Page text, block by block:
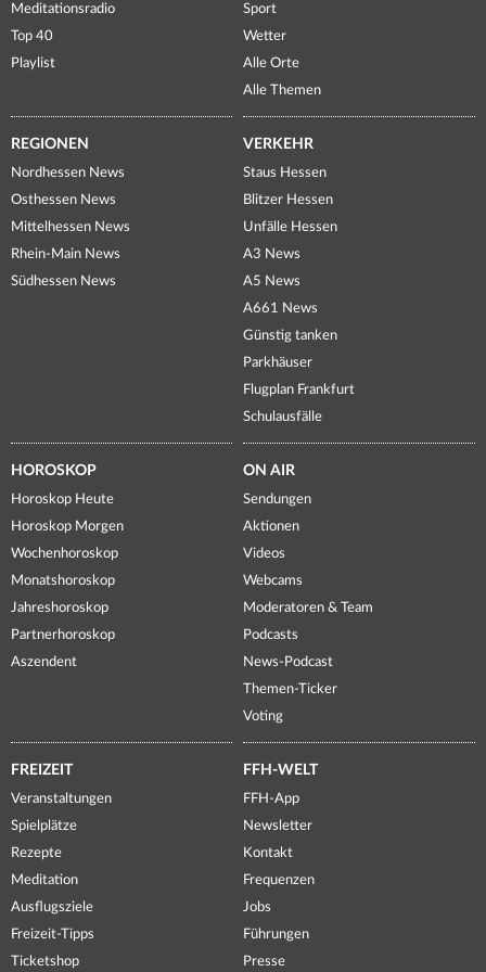
Meditationsradio
Top 40
Playlist
Sport
Wetter
Alle Orte
Alle Themen
REGIONEN
Nordhessen News
Osthessen News
Mittelhessen News
Rhein-Main News
Südhessen News
VERKEHR
Staus Hessen
Blitzer Hessen
Unfälle Hessen
A3 News
A5 News
A661 News
Günstig tanken
Parkhäuser
Flugplan Frankfurt
Schulausfälle
HOROSKOP
Horoskop Heute
Horoskop Morgen
Wochenhoroskop
Monatshoroskop
Jahreshoroskop
Partnerhoroskop
Aszendent
ON AIR
Sendungen
Aktionen
Videos
Webcams
Moderatoren & Team
Podcasts
News-Podcast
Themen-Ticker
Voting
FREIZEIT
Veranstaltungen
Spielplätze
Rezepte
Meditation
Ausflugsziele
Freizeit-Tipps
Ticketshop
FFH-WELT
FFH-App
Newsletter
Kontakt
Frequenzen
Jobs
Führungen
Presse